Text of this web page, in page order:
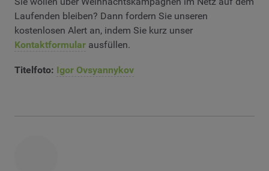
Laufenden bleiben? Dann fordern Sie unseren
kostenlosen Alert an, indem Sie kurz unser
Kontaktformular ausfüllen.
Titelfoto: Igor Ovsyannykov